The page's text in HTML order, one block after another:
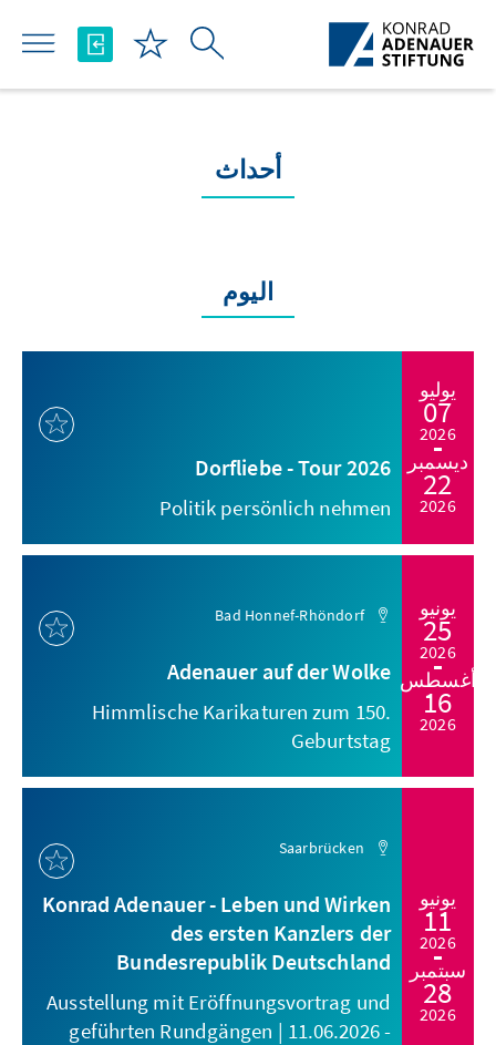
تخطي إلى المحتوى الرئيسي
أحداث
اليوم
يوليو
07
2026
ديسمبر
22
2026
Dorfliebe - Tour 2026
Politik persönlich nehmen
يونيو
25
2026
أغسطس
16
2026
Bad Honnef-Rhöndorf
Adenauer auf der Wolke
Himmlische Karikaturen zum 150.
Geburtstag
يونيو
11
2026
سبتمبر
28
2026
Saarbrücken
Konrad Adenauer - Leben und Wirken
des ersten Kanzlers der
Bundesrepublik Deutschland
Ausstellung mit Eröffnungsvortrag und
geführten Rundgängen | 11.06.2026 -